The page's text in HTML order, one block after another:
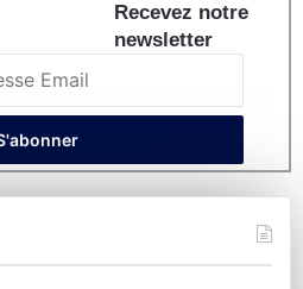
Recevez notre
newsletter